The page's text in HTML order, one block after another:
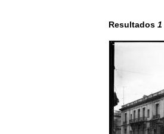
Resultados 1